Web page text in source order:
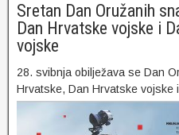
Sretan Dan Oružanih
Dan Hrvatske vojske i
vojske
28. svibnja obilježava se Dan
Hrvatske, Dan Hrvatske vojske